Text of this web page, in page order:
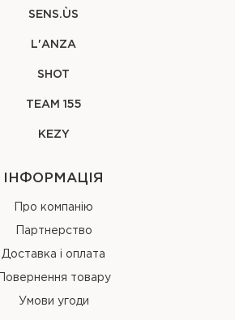
SENS.ÙS
L'ANZA
SHOT
TEAM 155
KEZY
ІНФОРМАЦІЯ
Про компанію
Партнерство
Доставка і оплата
Повернення товару
Умови угоди